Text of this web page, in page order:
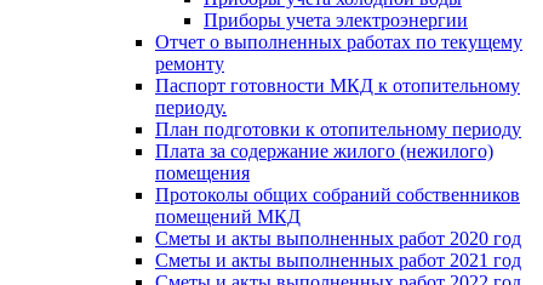
Приборы учета электроэнергии
Отчет о выполненных работах по текущему
ремонту
Паспорт готовности МКД к отопительному
периоду.
План подготовки к отопительному периоду
Плата за содержание жилого (нежилого)
помещения
Протоколы общих собраний собственников
помещений МКД
Сметы и акты выполненных работ 2020 год
Сметы и акты выполненных работ 2021 год